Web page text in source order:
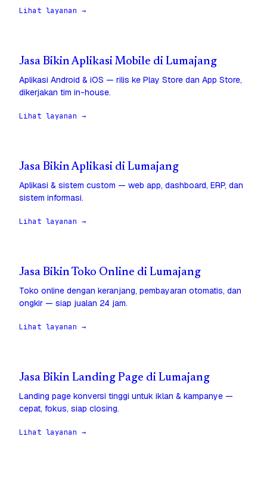
Lihat layanan →
Jasa Bikin Aplikasi Mobile di Lumajang
Aplikasi Android & iOS — rilis ke Play Store dan App Store,
dikerjakan tim in-house.
Lihat layanan →
Jasa Bikin Aplikasi di Lumajang
Aplikasi & sistem custom — web app, dashboard, ERP, dan
sistem informasi.
Lihat layanan →
Jasa Bikin Toko Online di Lumajang
Toko online dengan keranjang, pembayaran otomatis, dan
ongkir — siap jualan 24 jam.
Lihat layanan →
Jasa Bikin Landing Page di Lumajang
Landing page konversi tinggi untuk iklan & kampanye —
cepat, fokus, siap closing.
Lihat layanan →